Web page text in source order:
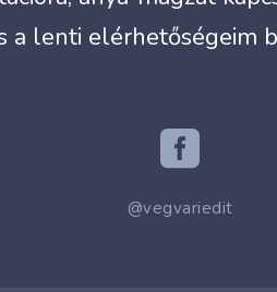
lenti elérhetőségeim

@vegvariedit